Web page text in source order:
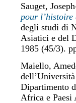
Sauget,
pour l’histoire
degli studi di
Asiatici e del
1985 (45/3).
Maiello,
Dipartimento
Africa e Paesi